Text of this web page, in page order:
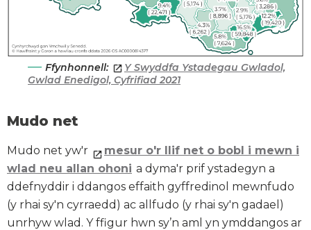
Ffynhonnell:
Y Swyddfa Ystadegau Gwladol,
Gwlad Enedigol, Cyfrifiad 2021
Mudo net
Mudo net yw'r
mesur o'r llif net o bobl i mewn i
wlad neu allan ohoni a dyma'r prif ystadegyn a
ddefnyddir i ddangos effaith gyffredinol mewnfudo
(y rhai sy'n cyrraedd) ac allfudo (y rhai sy'n gadael)
unrhyw wlad. Y ffigur hwn sy’n aml yn ymddangos ar